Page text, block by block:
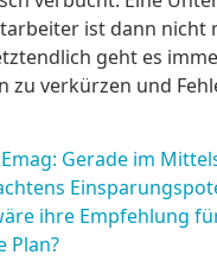
ist dann nicht
geht es
zu verkürzen und
Gerade im
ihre Empfehlung
Plan?